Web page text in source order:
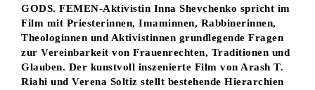
GODS. FEMEN-Aktivistin Inna Shevchenko spricht im
Film mit Priesterinnen, Imaminnen, Rabbinerinnen,
Theologinnen und Aktivistinnen grundlegende Fragen
zur Vereinbarkeit von Frauenrechten, Traditionen und
Glauben. Der kunstvoll inszenierte Film von Arash T.
Riahi und Verena Soltiz stellt bestehende Hierarchien